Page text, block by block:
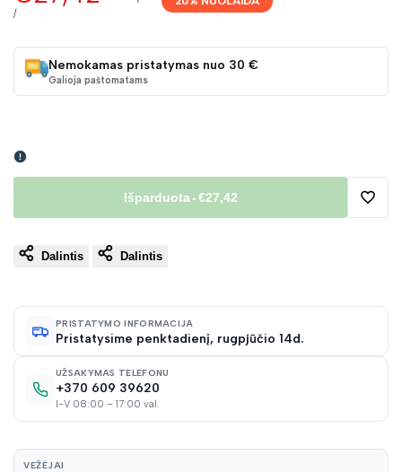
kaina
VIENETO
/
Nemokamas pristatymas nuo 30 €
Galioja paštomatams
Išparduota-€27,42
Dalintis Dalintis
PRISTATYMO INFORMACIJA
Pristatysime penktadienį, rugpjūčio 14d.
UŽSAKYMAS TELEFONU
+370 609 39620
I-V 08:00 – 17:00 val.
VEŽĖJAI